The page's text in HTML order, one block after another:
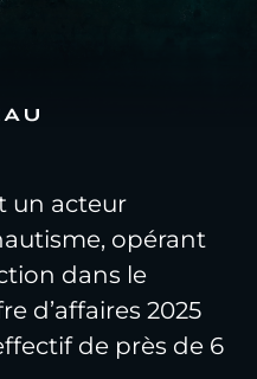
un acteur
opérant
dans le
d’affaires 2025
de près de 6